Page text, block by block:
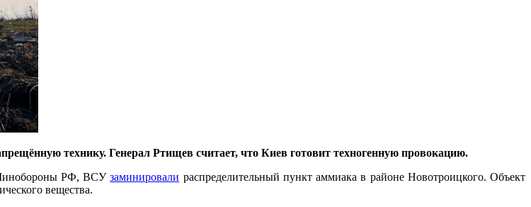
технику. Генерал Ртищев считает, что Киев готовит техногенную провокацию.
Минобороны РФ, ВСУзаминировали распределительный пункт аммиака в районе Новотроицкого. Объект
вещества.